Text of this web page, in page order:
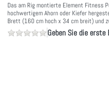
Das am Rig montierte Element Fitness
hochwertigem Ahorn oder Kiefer
Brett (160 cm hoch x 34 cm breit) und
Geben Sie die erste